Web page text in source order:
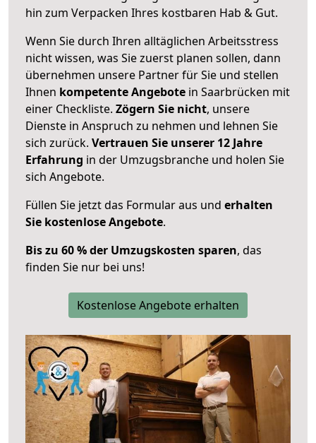
hin zum Verpacken Ihres kostbaren Hab & Gut.
Wenn Sie durch Ihren alltäglichen Arbeitsstress
nicht wissen, was Sie zuerst planen sollen, dann
übernehmen unsere Partner für Sie und stellen
Ihnen kompetente Angebote in Saarbrücken mit
einer Checkliste. Zögern Sie nicht, unsere
Dienste in Anspruch zu nehmen und lehnen Sie
sich zurück. Vertrauen Sie unserer 12 Jahre
Erfahrung in der Umzugsbranche und holen Sie
sich Angebote.
Füllen Sie jetzt das Formular aus und erhalten
Sie kostenlose Angebote.
Bis zu 60 % der Umzugskosten sparen, das
finden Sie nur bei uns!
Kostenlose Angebote erhalten